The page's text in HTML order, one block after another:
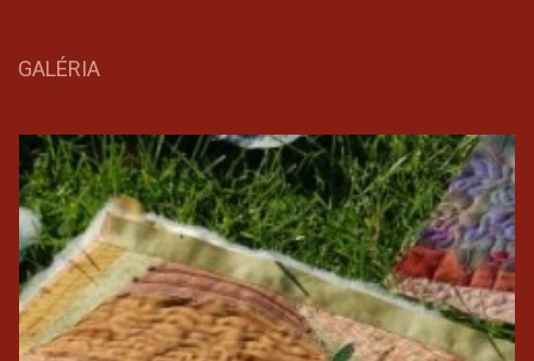
GALÉRIA